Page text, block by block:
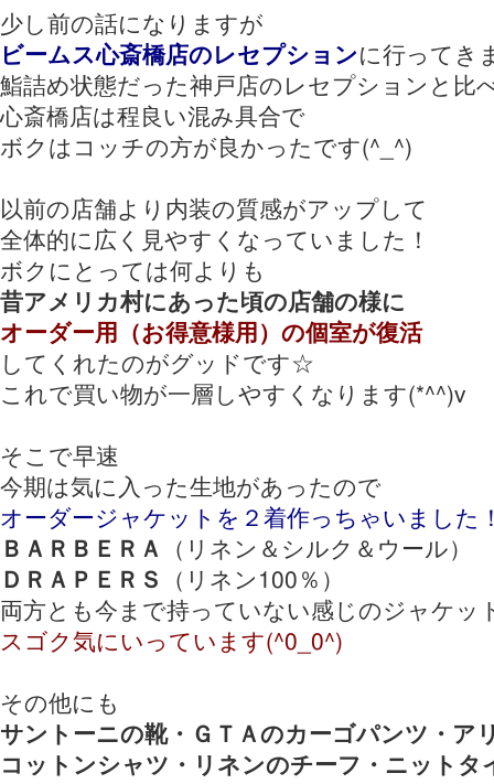
少し前の話になりますが
ビームス心斎橋店のレセプションに行ってき
鮨詰め状態だった神戸店のレセプションと比
心斎橋店は程良い混み具合で
ボクはコッチの方が良かったです(^_^)
以前の店舗より内装の質感がアップして
全体的に広く見やすくなっていました！
ボクにとっては何よりも
昔アメリカ村にあった頃の店舗の様に
オーダー用（お得意様用）の個室が復活
してくれたのがグッドです☆
これで買い物が一層しやすくなります(*^^)v
そこで早速
今期は気に入った生地があったので
オーダージャケットを２着作っちゃいました
ＢＡＲＢＥＲＡ
（リネン＆シルク＆ウール）
ＤＲＡＰＥＲＳ
（リネン100％）
両方とも今まで持っていない感じのジャケッ
スゴク気にいっています(^0_0^)
その他にも
サントーニの靴・ＧＴＡのカーゴパンツ・ア
コットンシャツ・リネンのチーフ・ニットタ